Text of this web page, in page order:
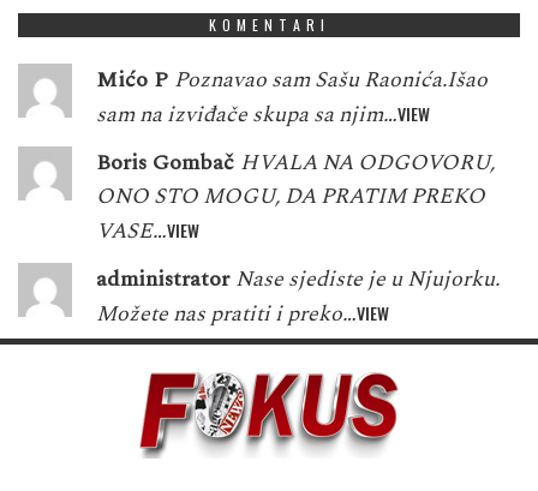
KOMENTARI
Mićo P Poznavao sam Sašu Raonića.Išao
sam na izviđače skupa sa njim…VIEW
Boris Gombač HVALA NA ODGOVORU,
ONO STO MOGU, DA PRATIM PREKO
VASE…VIEW
administrator Nase sjediste je u Njujorku.
Možete nas pratiti i preko…VIEW